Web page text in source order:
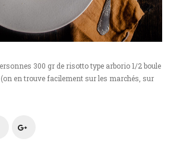
300 gr de risotto type arborio 1/2 boule
en trouve facilement sur les marchés, sur